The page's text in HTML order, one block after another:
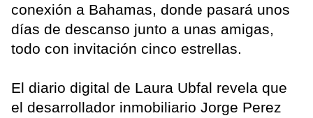
conexión a Bahamas, donde pasará unos
días de descanso junto a unas amigas,
todo con invitación cinco estrellas.
El diario digital de Laura Ubfal revela que
el desarrollador inmobiliario Jorge Perez